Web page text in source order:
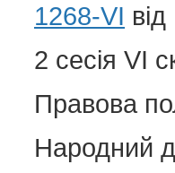
1268-VI
2 сесія VI
Правова
Народний